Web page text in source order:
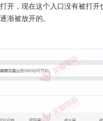
开，现在这个入口没有被打
渐被放开的。